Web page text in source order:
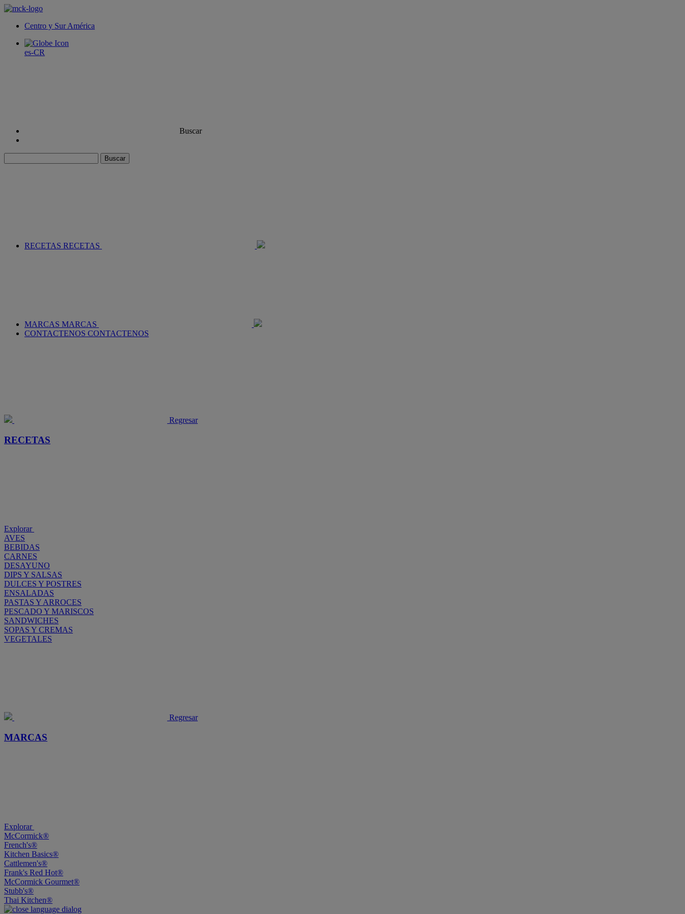
Centro y Sur América
es-CR
Buscar
Buscar
RECETAS RECETAS
MARCAS MARCAS
CONTACTENOS CONTACTENOS
Regresar
RECETAS
Explorar
AVES
BEBIDAS
CARNES
DESAYUNO
DIPS Y SALSAS
DULCES Y POSTRES
ENSALADAS
PASTAS Y ARROCES
PESCADO Y MARISCOS
SANDWICHES
SOPAS Y CREMAS
VEGETALES
Regresar
MARCAS
Explorar
McCormick®
French's®
Kitchen Basics®
Cattlemen's®
Frank's Red Hot®
McCormick Gourmet®
Stubb's®
Thai Kitchen®